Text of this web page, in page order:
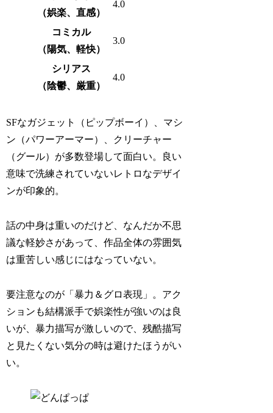
（娯楽、直感）
4.0
コミカル
（陽気、軽快）
3.0
シリアス
（ 陰鬱、厳重）
4.0
SFなガジェット（ピップボーイ）、マシ
ン（パワーアーマー）、クリーチャー
（グール）が多数登場して面白い。良い
意味で洗練されていないレトロなデザイ
ンが印象的。
話の中身は重いのだけど、なんだか不思
議な軽妙さがあって、作品全体の雰囲気
は重苦しい感じにはなっていない。
要注意なのが「暴力＆グロ表現」。アク
ションも結構派手で娯楽性が強いのは良
いが、暴力描写が激しいので、残酷描写
と見たくない気分の時は避けたほうがい
い。